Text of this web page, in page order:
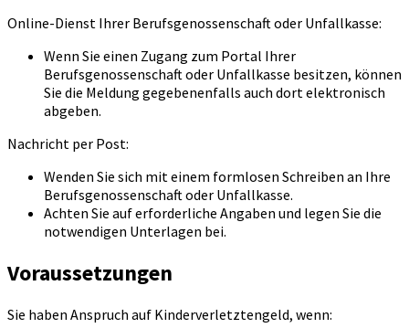
Online-Dienst Ihrer Berufsgenossenschaft oder Unfallkasse:
Wenn Sie einen Zugang zum Portal Ihrer
Berufsgenossenschaft oder Unfallkasse besitzen, können
Sie die Meldung gegebenenfalls auch dort elektronisch
abgeben.
Nachricht per Post:
Wenden Sie sich mit einem formlosen Schreiben an Ihre
Berufsgenossenschaft oder Unfallkasse.
Achten Sie auf erforderliche Angaben und legen Sie die
notwendigen Unterlagen bei.
Voraussetzungen
Sie haben Anspruch auf Kinderverletztengeld, wenn: